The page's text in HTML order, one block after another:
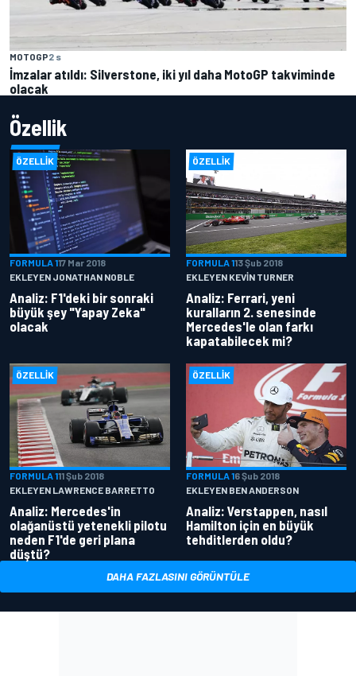
MOTOGP2 s
İmzalar atıldı: Silverstone, iki yıl daha MotoGP takviminde
olacak
Özellik
ÖZELLIK
FORMULA 117 Mar 2018
EKLEYEN JONATHAN NOBLE
Analiz: F1'deki bir sonraki
büyük şey "Yapay Zeka"
olacak
ÖZELLIK
FORMULA 113 Şub 2018
EKLEYEN KEVIN TURNER
Analiz: Ferrari, yeni
kuralların 2. senesinde
Mercedes'le olan farkı
kapatabilecek mi?
ÖZELLIK
FORMULA 111 Şub 2018
EKLEYEN LAWRENCE BARRETTO
Analiz: Mercedes'in
olağanüstü yetenekli pilotu
neden F1'de geri plana
düştü?
ÖZELLIK
FORMULA 16 Şub 2018
EKLEYEN BEN ANDERSON
Analiz: Verstappen, nasıl
Hamilton için en büyük
tehditlerden oldu?
DAHA FAZLASINI GÖRÜNTÜLE